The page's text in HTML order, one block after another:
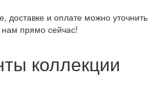
доставке и оплате можно уточнить
прямо сейчас!
коллекции